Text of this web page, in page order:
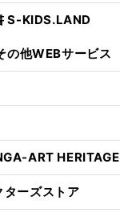
S-KIDS.LAND
の他WEBサービス
ART HERITAGE
ターズストア